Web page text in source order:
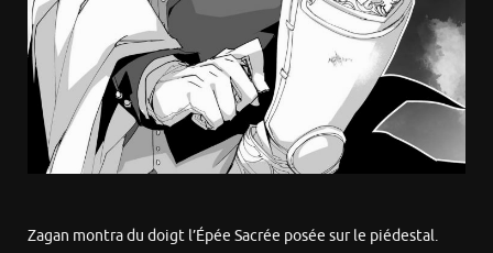
Zagan montra du doigt l’Épée Sacrée posée sur le piédestal.